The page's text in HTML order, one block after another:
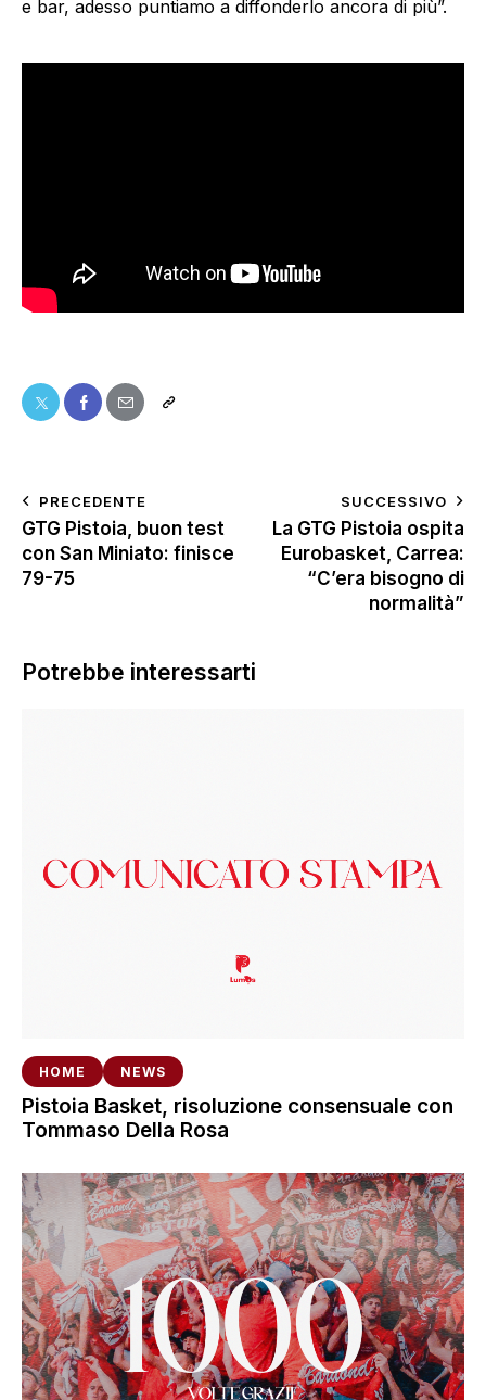
e bar, adesso puntiamo a diffonderlo ancora di più”.
PRECEDENTE
GTG Pistoia, buon test
con San Miniato: finisce
79-75
SUCCESSIVO
La GTG Pistoia ospita
Eurobasket, Carrea:
“C’era bisogno di
normalità”
Potrebbe interessarti
HOME NEWS
Pistoia Basket, risoluzione consensuale con
Tommaso Della Rosa